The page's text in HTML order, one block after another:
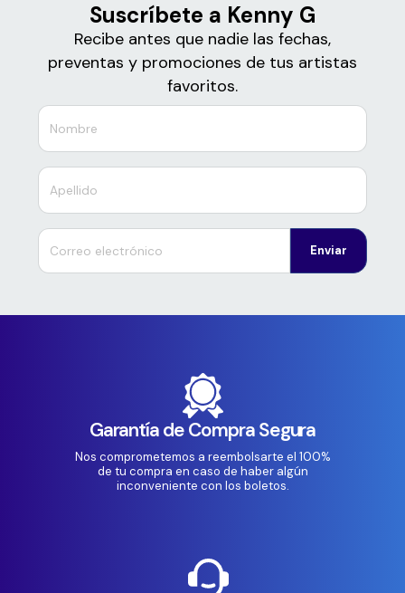
Suscríbete a Kenny G
Recibe antes que nadie las fechas,
preventas y promociones de tus artistas
favoritos.
Enviar
Garantía de Compra Segura
Nos comprometemos a reembolsarte el 100%
de tu compra en caso de haber algún
inconveniente con los boletos.